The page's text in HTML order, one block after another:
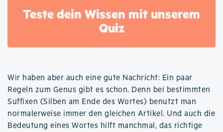
Teste dein Wissen mit unserem
Quiz
Wir haben aber auch eine gute Nachricht: Ein paar
Regeln zum Genus gibt es schon. Denn bei bestimmten
Suffixen (Silben am Ende des Wortes) benutzt man
normalerweise immer den gleichen Artikel. Und auch die
Bedeutung eines Wortes hilft manchmal, das richtige